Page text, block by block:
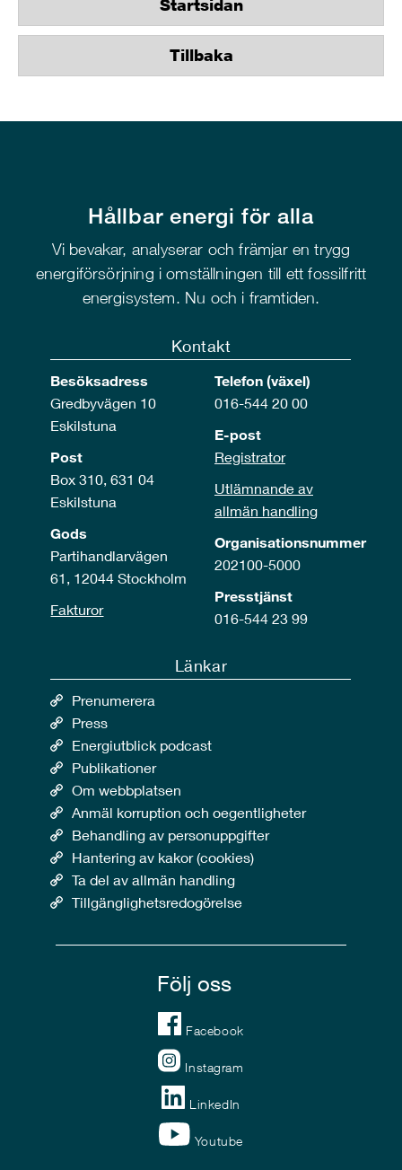
Startsidan
Tillbaka
Hållbar energi för alla
Vi bevakar, analyserar och främjar en trygg
energiförsörjning i omställningen till ett fossilfritt
energisystem. Nu och i framtiden.
Kontakt
Besöksadress
Gredbyvägen 10
Eskilstuna
Post
Box 310, 631 04
Eskilstuna
Gods
Partihandlarvägen
61, 12044 Stockholm
Fakturor
Telefon (växel)
016-544 20 00
E-post
Registrator
Utlämnande av
allmän handling
Organisationsnummer
202100-5000
Presstjänst
016-544 23 99
Länkar
Prenumerera
Press
Energiutblick podcast
Publikationer
Om webbplatsen
Anmäl korruption och oegentligheter
Behandling av personuppgifter
Hantering av kakor (cookies)
Ta del av allmän handling
Tillgänglighetsredogörelse
Följ oss
Facebook
Instagram
LinkedIn
Youtube